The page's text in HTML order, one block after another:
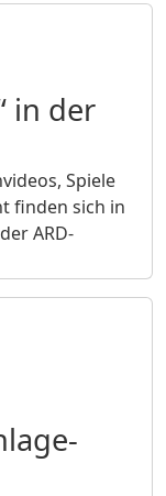
in der
Spiele
finden sich in
ARD-